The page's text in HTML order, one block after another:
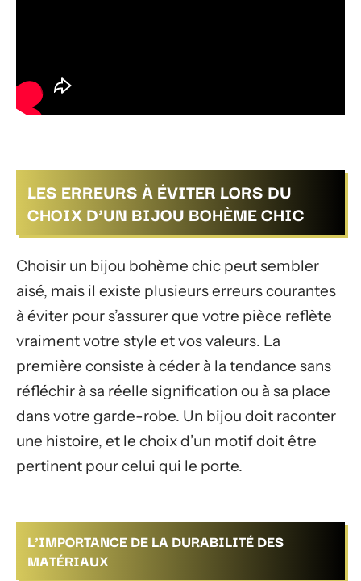
LES ERREURS À ÉVITER LORS DU
CHOIX D’UN BIJOU BOHÈME CHIC
Choisir un bijou bohème chic peut sembler
aisé, mais il existe plusieurs erreurs courantes
à éviter pour s’assurer que votre pièce reflète
vraiment votre style et vos valeurs. La
première consiste à céder à la tendance sans
réfléchir à sa réelle signification ou à sa place
dans votre garde-robe. Un bijou doit raconter
une histoire, et le choix d’un motif doit être
pertinent pour celui qui le porte.
L’IMPORTANCE DE LA DURABILITÉ DES
MATÉRIAUX